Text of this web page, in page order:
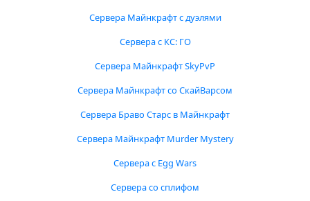
Сервера Майнкрафт с дуэлями
Сервера с КС: ГО
Сервера Майнкрафт SkyPvP
Сервера Майнкрафт со СкайВарсом
Сервера Браво Старс в Майнкрафт
Сервера Майнкрафт Murder Mystery
Сервера с Egg Wars
Сервера со сплифом